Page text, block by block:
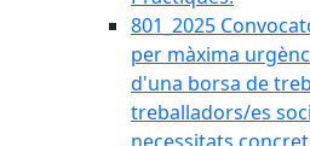
801_2025
per màxima
d'una borsa de
treballadors/es